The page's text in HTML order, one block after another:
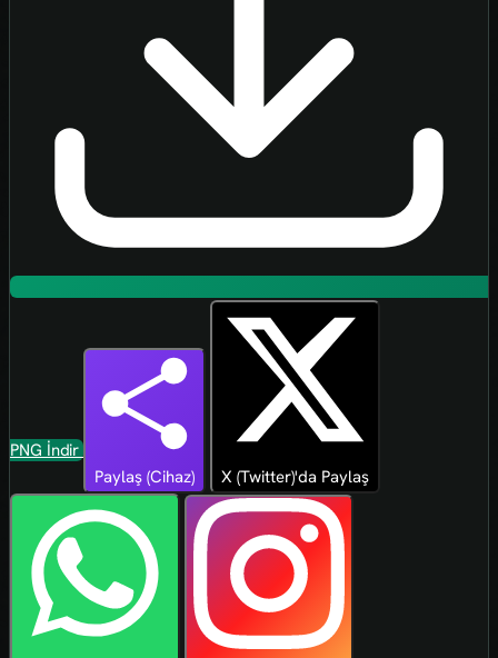
PNG İndir
Paylaş (Cihaz)
X (Twitter)'da Paylaş